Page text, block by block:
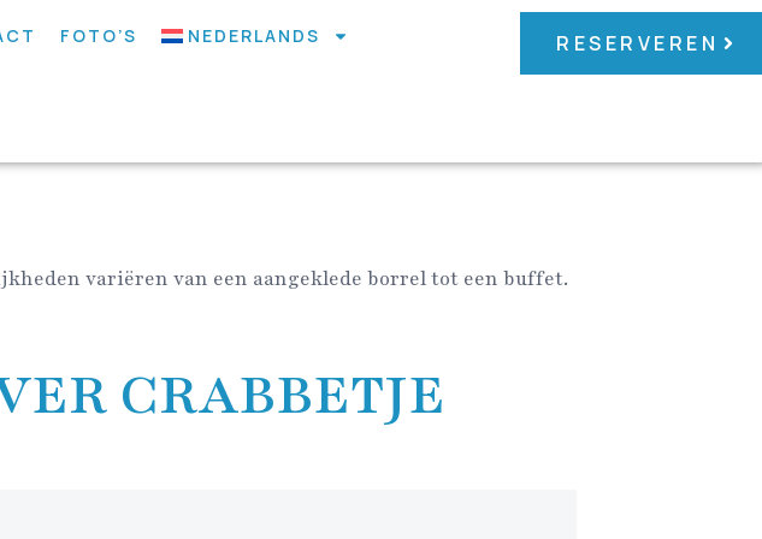
FOTO’S NEDERLANDS RESERVEREN
variëren van een aangeklede borrel tot een buffet.
CRABBETJE